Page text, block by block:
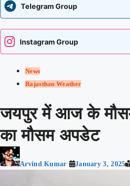
Telegram Group
Instagram Group
News
Rajasthan Weather
जयपुर में आज के
का मौसम अपडेट
Arvind Kumar January 3, 2025